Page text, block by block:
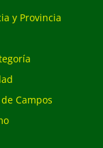
y Provincia
Campos